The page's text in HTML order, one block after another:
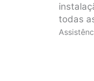
todas